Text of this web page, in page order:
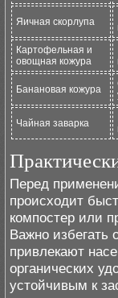
Яичная скорлупа
Картофельная и
овощная кожура
Банановая кожура
Чайная заварка
Перед
происходит
компостер или
Важно избегать
привлекают
органических
устойчивым к